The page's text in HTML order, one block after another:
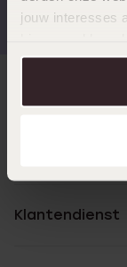
jouw interesses
aanpassen.
€49
Klantendienst